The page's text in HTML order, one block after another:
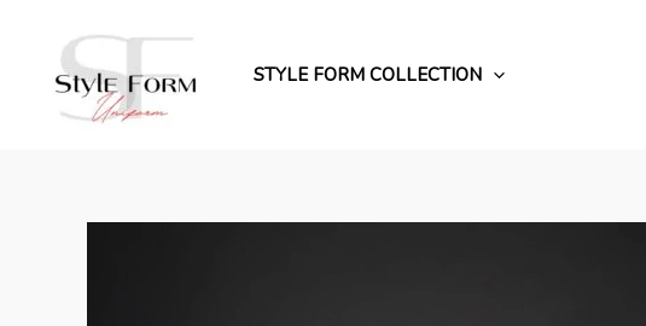
STYLE FORM COLLECTION